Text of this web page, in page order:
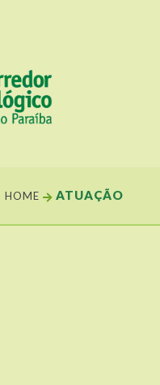
HOME  ATUAÇÃO